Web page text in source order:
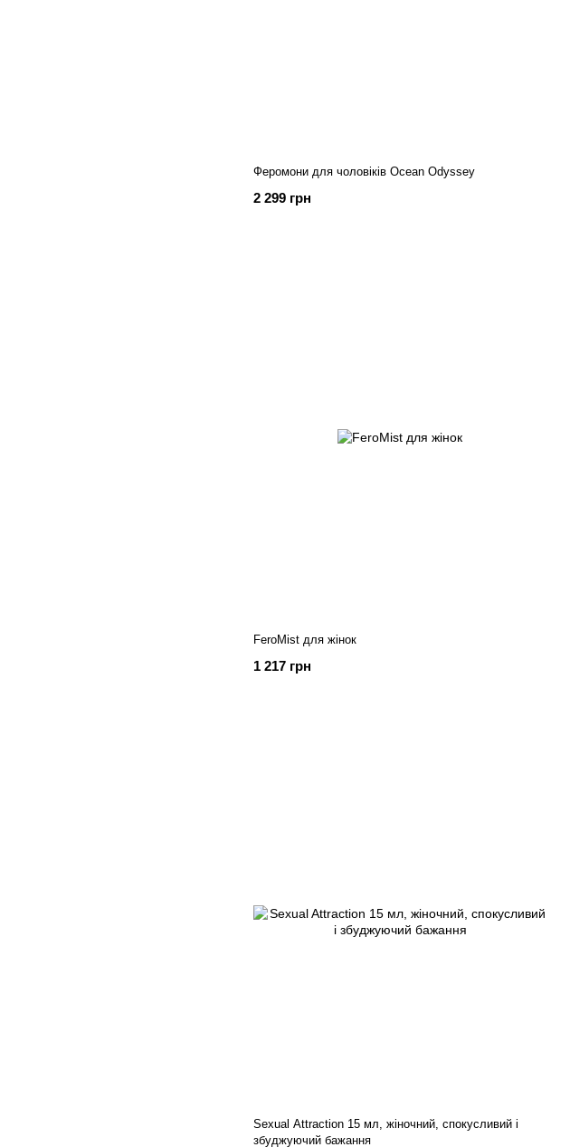
Феромони для чоловіків Ocean Odyssey
2 299 грн
FeroMist для жінок
1 217 грн
Sexual Attraction 15 мл, жіночний, спокусливий і
збуджуючий бажання